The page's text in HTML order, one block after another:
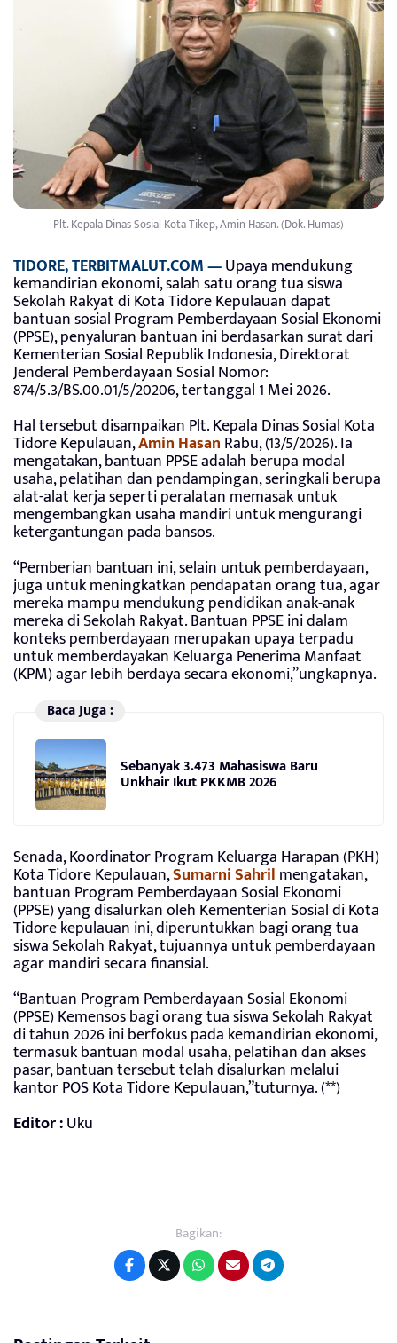
Plt. Kepala Dinas Sosial Kota Tikep, Amin Hasan. (Dok. Humas)
TIDORE, TERBITMALUT.COM —Upaya mendukung
kemandirian ekonomi, salah satu orang tua siswa
Sekolah Rakyat di Kota Tidore Kepulauan dapat
bantuan sosial Program Pemberdayaan Sosial Ekonomi
(PPSE), penyaluran bantuan ini berdasarkan surat dari
Kementerian Sosial Republik Indonesia, Direktorat
Jenderal Pemberdayaan Sosial Nomor:
874/5.3/BS.00.01/5/20206, tertanggal 1 Mei 2026.
Hal tersebut disampaikan Plt. Kepala Dinas Sosial Kota
Tidore Kepulauan,Amin Hasan Rabu, (13/5/2026). Ia
mengatakan, bantuan PPSE adalah berupa modal
usaha, pelatihan dan pendampingan, seringkali berupa
alat-alat kerja seperti peralatan memasak untuk
mengembangkan usaha mandiri untuk mengurangi
ketergantungan pada bansos.
“Pemberian bantuan ini, selain untuk pemberdayaan,
juga untuk meningkatkan pendapatan orang tua, agar
mereka mampu mendukung pendidikan anak-anak
mereka di Sekolah Rakyat. Bantuan PPSE ini dalam
konteks pemberdayaan merupakan upaya terpadu
untuk memberdayakan Keluarga Penerima Manfaat
(KPM) agar lebih berdaya secara ekonomi,”ungkapnya.
Baca Juga :
Sebanyak 3.473 Mahasiswa Baru
Unkhair Ikut PKKMB 2026
Senada, Koordinator Program Keluarga Harapan (PKH)
Kota Tidore Kepulauan,Sumarni Sahril mengatakan,
bantuan Program Pemberdayaan Sosial Ekonomi
(PPSE) yang disalurkan oleh Kementerian Sosial di Kota
Tidore kepulauan ini, diperuntukkan bagi orang tua
siswa Sekolah Rakyat, tujuannya untuk pemberdayaan
agar mandiri secara finansial.
“Bantuan Program Pemberdayaan Sosial Ekonomi
(PPSE) Kemensos bagi orang tua siswa Sekolah Rakyat
di tahun 2026 ini berfokus pada kemandirian ekonomi,
termasuk bantuan modal usaha, pelatihan dan akses
pasar, bantuan tersebut telah disalurkan melalui
kantor POS Kota Tidore Kepulauan,”tuturnya. (**)
Editor :Uku
Bagikan: